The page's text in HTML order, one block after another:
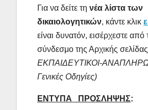
Για να δείτε τη νέα λίστα των
δικαιολογητικών, κάντε κλικ
είναι δυνατόν, εισέρχεστε από
σύνδεσμο της Αρχικής
ΕΚΠΑΙΔΕΥΤΙΚΟΙ-
Γενικές Οδηγίες)
ΕΝΤΥΠΑ ΠΡΟΣΛΗΨΗΣ: